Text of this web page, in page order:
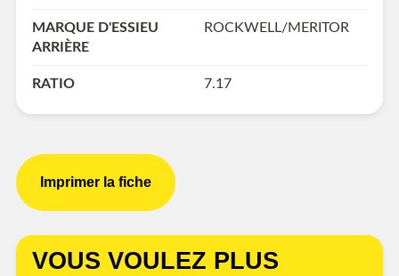
MARQUE D'ESSIEU
ARRIÈRE
ROCKWELL/MERITOR
RATIO 7.17
Imprimer la fiche
VOUS VOULEZ PLUS